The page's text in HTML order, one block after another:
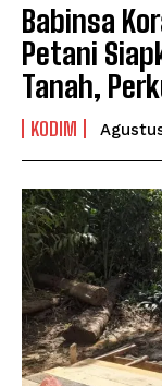
Babinsa
Petani
Tanah,
KODIM